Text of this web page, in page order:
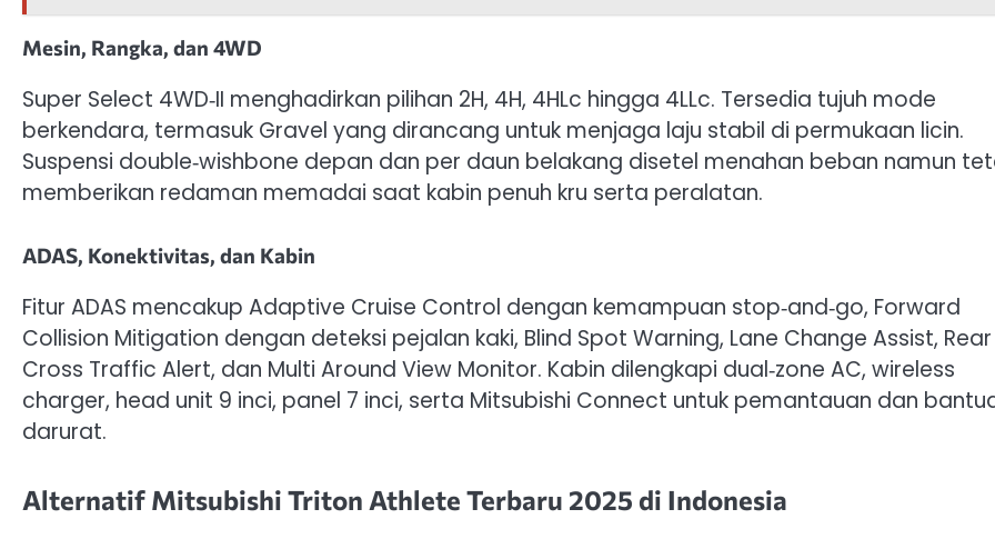
Mesin, Rangka, dan 4WD
Super Select 4WD‑II menghadirkan pilihan 2H, 4H, 4HLc hingga 4LLc. Tersedia tujuh mode
berkendara, termasuk Gravel yang dirancang untuk menjaga laju stabil di permukaan licin.
Suspensi double‑wishbone depan dan per daun belakang disetel menahan beban namun
memberikan redaman memadai saat kabin penuh kru serta peralatan.
ADAS, Konektivitas, dan Kabin
Fitur ADAS mencakup Adaptive Cruise Control dengan kemampuan stop‑and‑go, Forward
Collision Mitigation dengan deteksi pejalan kaki, Blind Spot Warning, Lane Change Assist, Rear
Cross Traffic Alert, dan Multi Around View Monitor. Kabin dilengkapi dual‑zone AC, wireless
charger, head unit 9 inci, panel 7 inci, serta Mitsubishi Connect untuk pemantauan dan
darurat.
Alternatif Mitsubishi Triton Athlete Terbaru 2025 di Indonesia